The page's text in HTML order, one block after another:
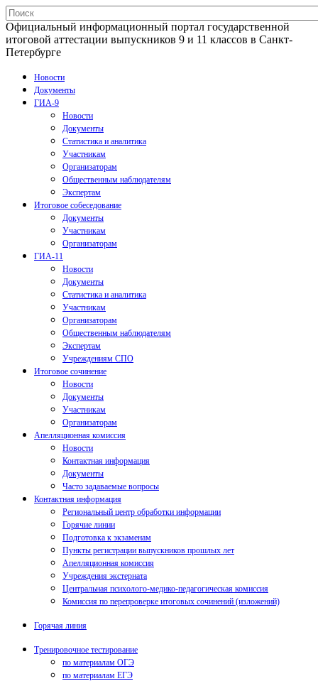
Официальный информационный портал государственной
итоговой аттестации выпускников 9 и 11 классов в Санкт-
Петербурге
Новости
Документы
ГИА-9
Новости
Документы
Статистика и аналитика
Участникам
Организаторам
Общественным наблюдателям
Экспертам
Итоговое собеседование
Документы
Участникам
Организаторам
ГИА-11
Новости
Документы
Статистика и аналитика
Участникам
Организаторам
Общественным наблюдателям
Экспертам
Учреждениям СПО
Итоговое сочинение
Новости
Документы
Участникам
Организаторам
Апелляционная комиссия
Новости
Контактная информация
Документы
Часто задаваемые вопросы
Контактная информация
Региональный центр обработки информации
Горячие линии
Подготовка к экзаменам
Пункты регистрации выпускников прошлых лет
Апелляционная комиссия
Учреждения экстерната
Центральная психолого-медико-педагогическая комиссия
Комиссия по перепроверке итоговых сочинений (изложений)
Горячая линия
Тренировочное тестирование
по материалам ОГЭ
по материалам ЕГЭ